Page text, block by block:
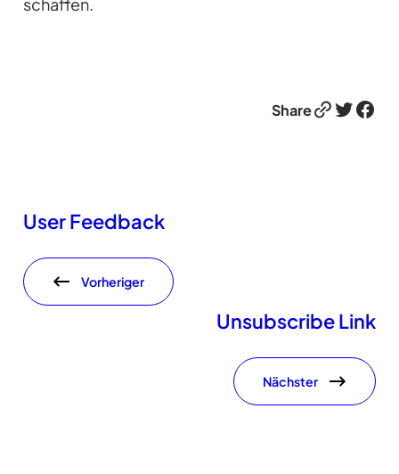
schaffen.
ShareLink Twitter Facebook
User Feedback
Vorheriger
Unsubscribe Link
Nächster